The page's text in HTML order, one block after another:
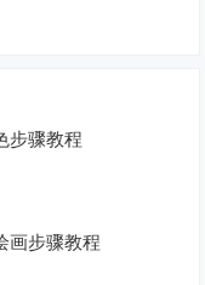
步骤教程
画步骤教程